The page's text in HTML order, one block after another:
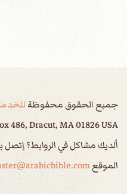
جميع الحقوق محفوظة
486, Dracut, MA 01826 USA -
ألديك مشاكل في الروابط؟ إتصل
الموقع